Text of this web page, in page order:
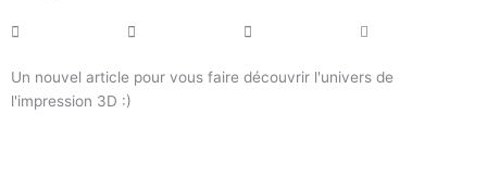
Un nouvel article pour vous faire découvrir l'univers de
l'impression 3D :)